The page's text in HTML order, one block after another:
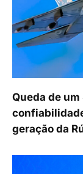
Queda de
geração da